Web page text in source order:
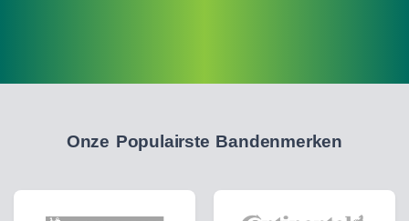
Onze Populairste Bandenmerken